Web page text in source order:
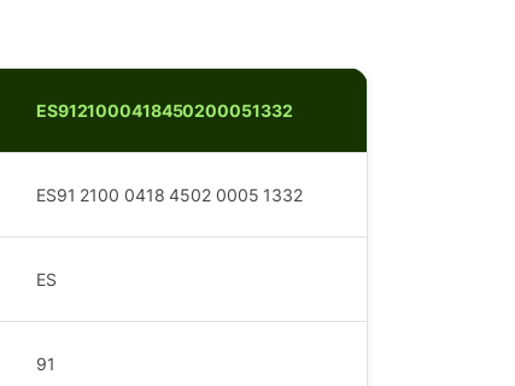
ES9121000418450200051332
ES91 2100 0418 4502 0005 1332
ES
91